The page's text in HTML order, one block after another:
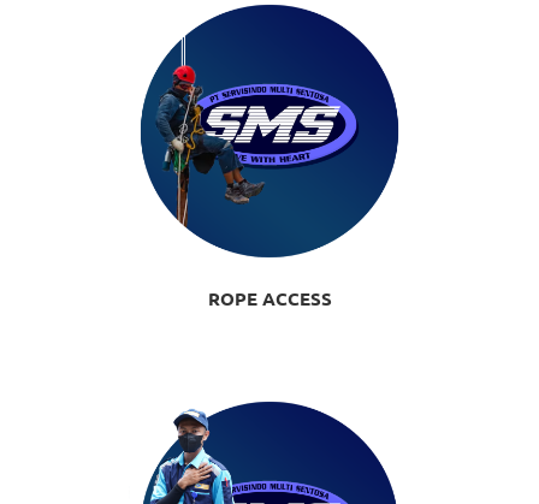
ROPE ACCESS